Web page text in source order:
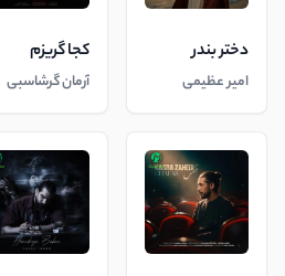
دختر بندر
امیر عظیمی
کجا گریزم
آرمان گرشاسبی